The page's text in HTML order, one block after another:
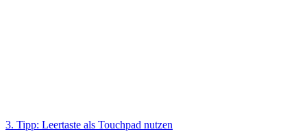
3. Tipp: Leertaste als Touchpad nutzen